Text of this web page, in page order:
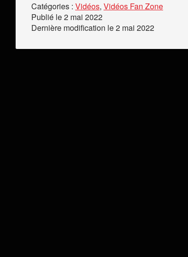
Catégories : Vidéos, Vidéos Fan Zone
Publié le2 mai 2022
Dernière modification le2 mai 2022